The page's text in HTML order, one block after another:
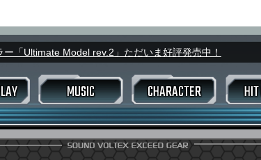
モード選択画面
MUSIC CHARACTER
FLOOR EXIT TUNES
バトルランキング ウィー
楽曲データ スコア
「Ultimate Model rev.2」ただいま好評発売中！